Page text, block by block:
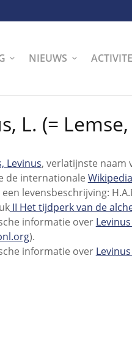
NIEUWS
L. (= Lemse,
Levinus, verlatijnste naam
de internationale Wikipedia
levensbeschrijving:
II Het tijdperk van de
informatie over
).
informatie over